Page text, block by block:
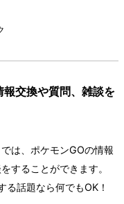
報交換や質問、雑談を
では、ポケモンGOの情報
することができます。
る話題なら何でもOK！